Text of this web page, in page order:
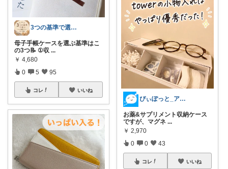
3つの基準で選ぶ｜ベビー用品
母子手帳ケースを選ぶ基準はこ
の3つ📝 ①収 ...
￥ 4,680
0 5 95
コレ いいね
ぴぃぽっと_アイコン画像変えました⭐️
お薬&サプリメント収納ケース
ですが、マグネ ...
￥ 2,970
0 0 43
コレ いいね